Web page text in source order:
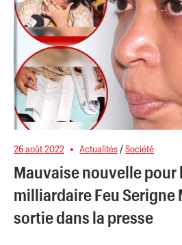
26 août 2022 Actualités /Société
Mauvaise nouvelle pour
milliardaire Feu Serigne
sortie dans la presse